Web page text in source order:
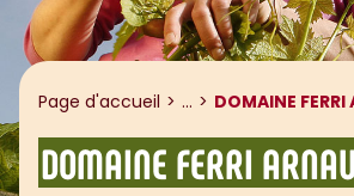
Page d'accueil ... Afficher le fil
DOMAINE FERRI
DOMAINE FERRI